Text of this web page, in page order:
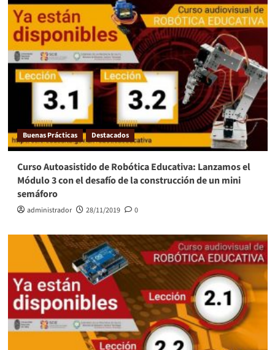
Buenas Prácticas Destacados
Curso Autoasistido de Robótica Educativa: Lanzamos el
Módulo 3 con el desafío de la construcción de un mini
semáforo
administrador 28/11/2019 0